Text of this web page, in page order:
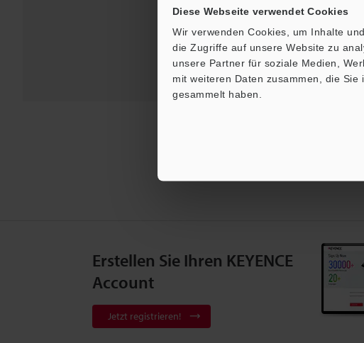
Diese Webseite verwendet Cookies
Wir verwenden Cookies, um Inhalte
die Zugriffe auf unsere Website zu
unsere Partner für soziale Medien,
mit weiteren Daten zusammen, die
gesammelt haben.
Erstellen Sie Ihren KEYENCE
Account
Jetzt registrieren!